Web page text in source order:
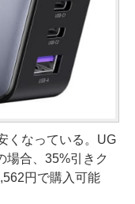
くなっている。UG
場合、35%引きク
円で購入可能